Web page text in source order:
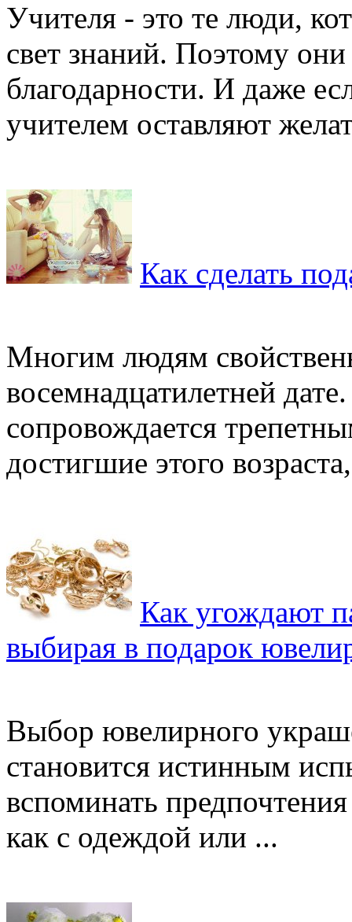
Учителя - это те люди,
свет знаний. Поэтому
благодарности. И даже
учителем оставляют
Как сделать
Многим людям
восемнадцатилетней
сопровождается
достигшие этого
Как угождают
выбирая в подарок
Выбор ювелирного
становится истинным
вспоминать
как с одеждой или ...